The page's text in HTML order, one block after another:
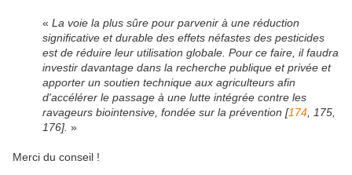
«La voie la plus sûre pour parvenir à une réduction
significative et durable des effets néfastes des pesticides
est de réduire leur utilisation globale. Pour ce faire, il faudra
investir davantage dans la recherche publique et privée et
apporter un soutien technique aux agriculteurs afin
d'accélérer le passage à une lutte intégrée contre les
ravageurs biointensive, fondée sur la prévention [174 , 175,
176].»
Merci du conseil !